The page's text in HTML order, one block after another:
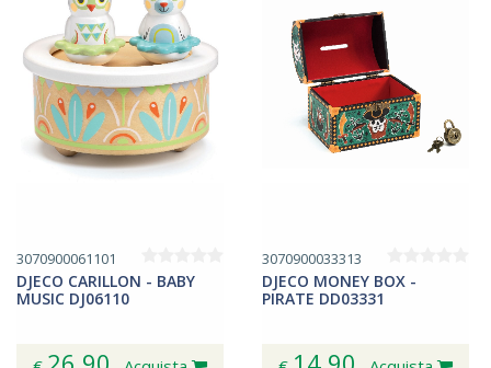
3070900061101
DJECO CARILLON - BABY
MUSIC DJ06110
3070900033313
DJECO MONEY BOX -
PIRATE DD03331